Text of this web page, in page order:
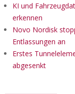
KI und
erkennen
Novo Nordisk
Entlassungen an
Erstes
abgesenkt